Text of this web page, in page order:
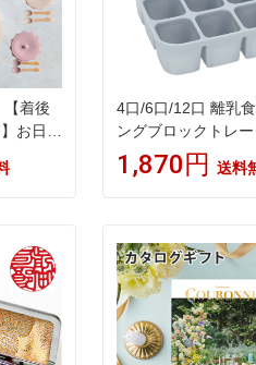
【着後
お日様
スプ
ひっ
ント
4口/6口/12口 離乳
ングブロックトレー
製 小分け 離乳食ス
容器 蓋付き 離乳食
1,870円 送料